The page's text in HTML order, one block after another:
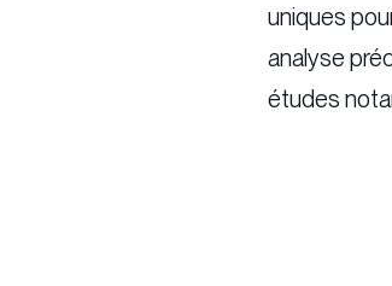
uniques
analyse
études